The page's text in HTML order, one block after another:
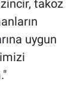
zincir, takoz
uygun